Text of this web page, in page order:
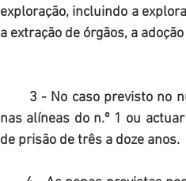
exploração, incluindo a
a extração de órgãos, a
nas alíneas do n.º 1 ou
de prisão de três a doze anos.